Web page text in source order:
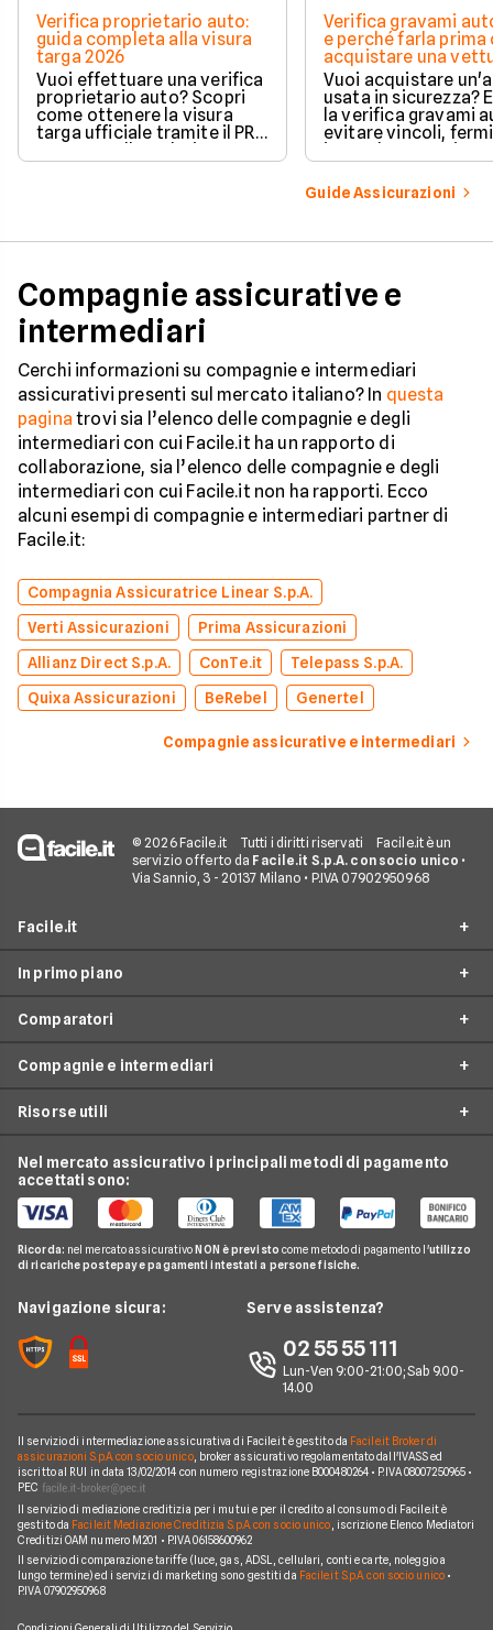
Verifica proprietario auto:
guida completa alla visura
targa 2026
Vuoi effettuare una verifica
proprietario auto? Scopri
come ottenere la visura
targa ufficiale tramite il PRA
vincoli in totale sicurezza.
Verifica gravami
e perché farla prima
acquistare una
Vuoi acquistare
usata in sicurezza?
la verifica gravami
evitare vincoli,
tutelare il tuo
Guide Assicurazioni
Compagnie assicurative e
intermediari
Cerchi informazioni su compagnie e intermediari
assicurativi presenti sul mercato italiano? In questa
pagina trovi sia l’elenco delle compagnie e degli
intermediari con cui Facile.it ha un rapporto di
collaborazione, sia l’elenco delle compagnie e degli
intermediari con cui Facile.it non ha rapporti. Ecco
alcuni esempi di compagnie e intermediari partner di
Facile.it:
Compagnia Assicuratrice Linear S.p.A.
Verti Assicurazioni
Prima Assicurazioni
Allianz Direct S.p.A.
ConTe.it
Telepass S.p.A.
Quixa Assicurazioni
BeRebel Genertel
Compagnie assicurative e intermediari
© 2026 Facile.it Tutti i diritti riservati
Facile.it è un
servizio offerto da Facile.it S.p.A. con socio unico •
Via Sannio, 3 - 20137 Milano • P.IVA 07902950968
Facile.it
Assicurazioni
Prestiti
Conti e Carte
Telefonia Mobile
Pay TV
Noleggio Lungo Termine
News
Chi siamo
Perché scegliere Facile.it
Mappa del sito
In primo piano
Assicurazioni online
Assicurazione Auto
Assicurazione Moto
Assicurazione Casa
Assicurazione Vita
Assicurazione Mutuo
Assicurazione Avvocati
Assicurazione Infortuni
Assicurazione Autocarro
Comparatori
Preventivo assicurazione auto
Preventivo Assicurazione Moto
Preventivo Assicurazione Casa
Preventivo Assicurazione Vita
Preventivo Assicurazione Viaggio
Compagnie e intermediari
Bene Assicurazioni
ConTe
Genertel
Allianz Direct
Linear
Prima.it
Quixa
UnipolSai
Allianz
Compagnie e intermediari
Risorse utili
Osservatorio Assicurazioni
Guida Assicurazioni
Agenzie Assicurative
Domande Assicurazioni
Glossario Assicurativo
Notizie Assicurazioni
Nel mercato assicurativo i principali metodi di pagamento
accettati sono:
Ricorda: nel mercato assicurativo NON è previsto come metodo di pagamento l'utilizzo
di ricariche postepay e pagamenti intestati a persone fisiche.
Navigazione sicura: Serve assistenza?
02 55 55 111
Lun-Ven 9:00-21:00; Sab 9.00-
14.00
Il servizio di intermediazione assicurativa di Facile.it è gestito da Facile.it Broker di
assicurazioni S.p.A. con socio unico, broker assicurativo regolamentato dall'IVASS ed
iscritto al RUI in data 13/02/2014 con numero registrazione B000480264 • P.IVA 08007250965 •
PEC
Il servizio di mediazione creditizia per i mutui e per il credito al consumo di Facile.it è
gestito da Facile.it Mediazione Creditizia S.p.A. con socio unico , iscrizione Elenco Mediatori
Creditizi OAM numero M201 • P.IVA 06158600962
Il servizio di comparazione tariffe (luce, gas, ADSL, cellulari, conti e carte, noleggio a
lungo termine) ed i servizi di marketing sono gestiti da Facile.it S.p.A. con socio unico•
P.IVA 07902950968